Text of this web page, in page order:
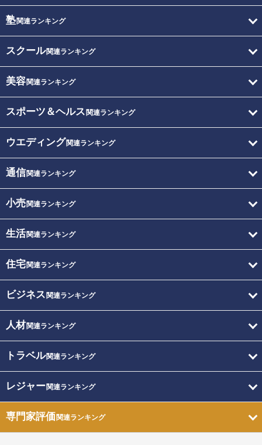
塾関連ランキング
スクール関連ランキング
美容関連ランキング
スポーツ＆ヘルス 関連ランキング
ウエディング関連ランキング
通信関連ランキング
小売関連ランキング
生活関連ランキング
住宅関連ランキング
ビジネス 関連ランキング
人材関連ランキング
トラベル関連ランキング
レジャー関連ランキング
専門家評価関連ランキング